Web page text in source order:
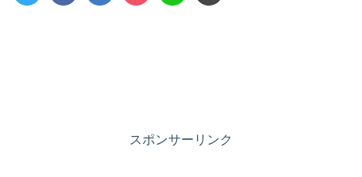
スポンサーリンク